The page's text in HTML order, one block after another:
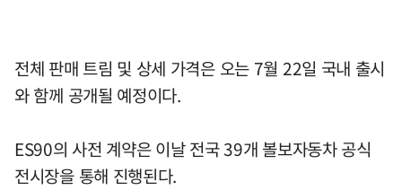
전체 판매 트림 및 상세 가격은 오는 7월 22일 국내 출시
와 함께 공개될 예정이다.
ES90의 사전 계약은 이날 전국 39개 볼보자동차 공식
전시장을 통해 진행된다.